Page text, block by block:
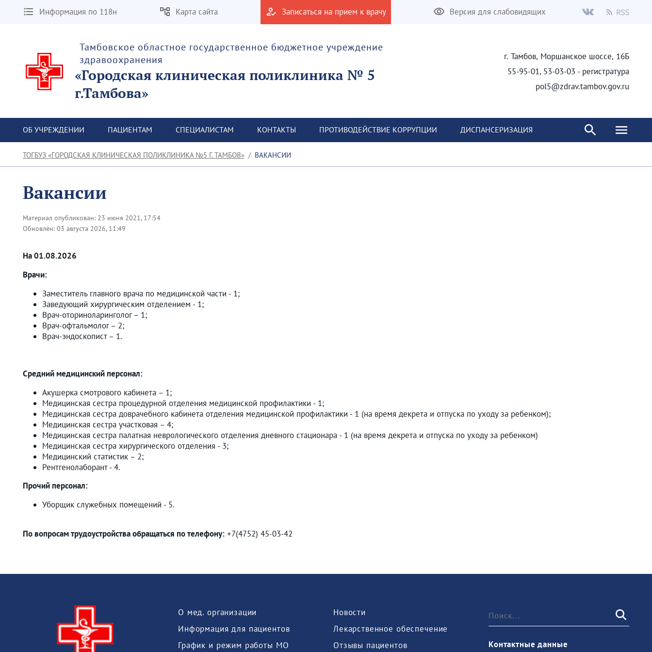
Информация по 118н Карта сайта Записаться на прием к врачу Версия для слабовидящих
Тамбовское областное государственное бюджетное учреждение
здравоохранения
«Городская клиническая поликлиника № 5
г.Тамбова»
г. Тамбов, Моршанское шоссе, 16Б
55-95-01, 53-03-03 - регистратура
pol5@zdrav.tambov.gov.ru
ОБ УЧРЕЖДЕНИИ ПАЦИЕНТАМ СПЕЦИАЛИСТАМ КОНТАКТЫ ПРОТИВОДЕЙСТВИЕ КОРРУПЦИИ ДИСПАНСЕРИЗАЦИЯ
ТОГБУЗ «ГОРОДСКАЯ КЛИНИЧЕСКАЯ ПОЛИКЛИНИКА №5 Г. ТАМБОВ» ВАКАНСИИ
Вакансии
Материал опубликован: 23 июня 2021, 17:54
Обновлён: 03 августа 2026, 11:49
На 01.08.2026
Врачи:
Заместитель главного врача по медицинской части - 1;
Заведующий хирургическим отделением - 1;
Врач-оториноларинголог – 1;
Врач-офтальмолог – 2;
Врач-эндоскопист – 1.
Средний медицинский персонал:
Акушерка смотрового кабинета – 1;
Медицинская сестра процедурной отделения медицинской профилактики - 1;
Медицинская сестра доврачебного кабинета отделения медицинской профилактики - 1 (на время декрета и отпуска по уходу за ребенком);
Медицинская сестра участковая – 4;
Медицинская сестра палатная неврологического отделения дневного стационара - 1 (на время декрета и отпуска по уходу за ребенком)
Медицинская сестра хирургического отделения - 3;
Медицинский статистик – 2;
Рентгенолаборант - 4.
Прочий персонал:
Уборщик служебных помещений - 5.
По вопросам трудоустройства обращаться по телефону: +7(4752) 45-03-42
О мед. организации
Информация для пациентов
График и режим работы МО
Новости
Лекарственное обеспечение
Отзывы пациентов
Контактные данные